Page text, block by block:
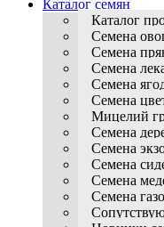
Каталог семян
Каталог
Семена
Семена
Семена
Семена
Семена
Мицелий
Семена
Семена
Семена
Семена
Семена